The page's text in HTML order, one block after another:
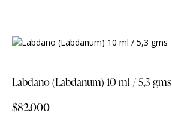
Labdano (Labdanum) 10 ml / 5,3 gms
$82.000